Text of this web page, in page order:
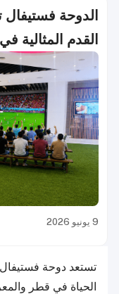
الدوحة
القدم المثالية
9 يونيو 2026
تستعد دوحة
الحياة في قطر